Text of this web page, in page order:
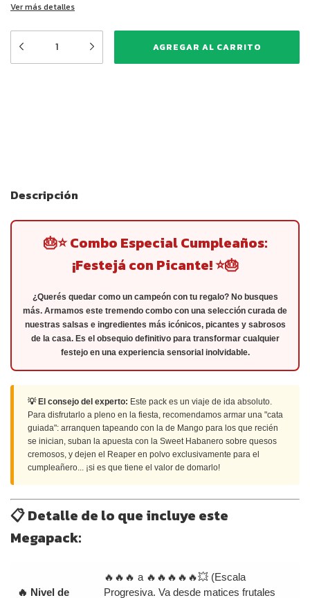
Ver más detalles
Descripción
🎂⭐ Combo Especial Cumpleaños:
¡Festejá con Picante! ⭐🎂
¿Querés quedar como un campeón con tu regalo? No busques
más. Armamos este tremendo combo con una selección curada de
nuestras salsas e ingredientes más icónicos, picantes y sabrosos
de la casa. Es el obsequio definitivo para transformar cualquier
festejo en una experiencia sensorial inolvidable.
💡 El consejo del experto: Este pack es un viaje de ida absoluto.
Para disfrutarlo a pleno en la fiesta, recomendamos armar una "cata
guiada": arranquen tapeando con la de Mango para los que recién
se inician, suban la apuesta con la Sweet Habanero sobre quesos
cremosos, y dejen el Reaper en polvo exclusivamente para el
cumpleañero... ¡si es que tiene el valor de domarlo!
📋 Detalle de lo que incluye este
Megapack:
🔥 Nivel de
🔥🔥🔥 a 🔥🔥🔥🔥🔥💥 (Escala
Progresiva. Va desde matices frutales